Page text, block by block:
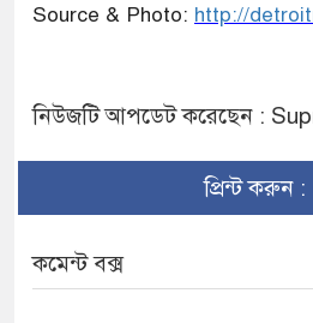
Source & Photo: http://
নিউজটি আপডেট করেছেন :
প্রিন্ট করুন :
কমেন্ট বক্স